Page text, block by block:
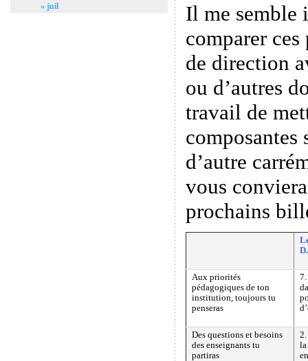
« juil
Il me semble
comparer
de direction
ou d’autres
travail de
composantes
d’autre
vous
prochains
Aux priorités
pédagogiques de ton
institution, toujours tu
penseras
Des questions et besoins
des enseignants tu
partiras
la